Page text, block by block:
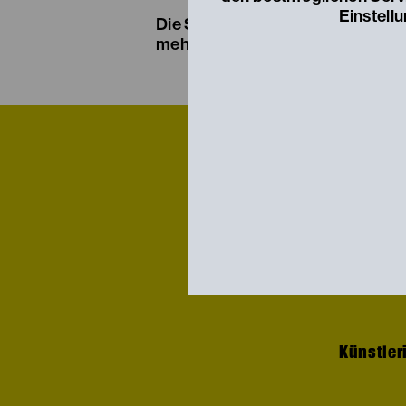
Die Südtiroler Autorin Anna
mehrfach bewiesen, dass sie ein